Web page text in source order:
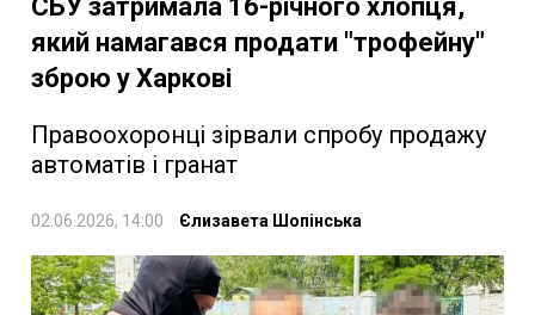
СБУ затримала 16-річного хлопця,
який намагався продати "трофейну"
зброю у Харкові
Правоохоронці зірвали спробу продажу
автоматів і гранат
02.06.2026, 14:00 Єлизавета Шопінська